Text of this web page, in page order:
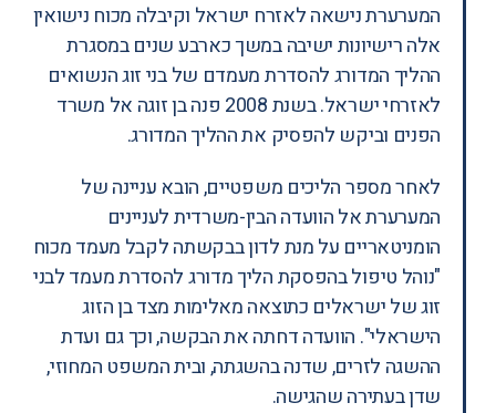
המערערת נישאה לאזרח ישראל וקיבלה מכוח נישואין
אלה רישיונות ישיבה במשך כארבע שנים במסגרת
ההליך המדורג להסדרת מעמדם של בני זוג הנשואים
לאזרחי ישראל. בשנת 2008 פנה בן זוגה אל משרד
הפנים וביקש להפסיק את ההליך המדורג.
לאחר מספר הליכים משפטיים, הובא עניינה של
המערערת אל הוועדה הבין-משרדית לעניינים
הומניטאריים על מנת לדון בבקשתה לקבל מעמד מכוח
"נוהל טיפול בהפסקת הליך מדורג להסדרת מעמד לבני
זוג של ישראלים כתוצאה מאלימות מצד בן הזוג
הישראלי". הוועדה דחתה את הבקשה, וכך גם ועדת
ההשגה לזרים, שדנה בהשגתה, ובית המשפט המחוזי,
שדן בעתירה שהגישה.